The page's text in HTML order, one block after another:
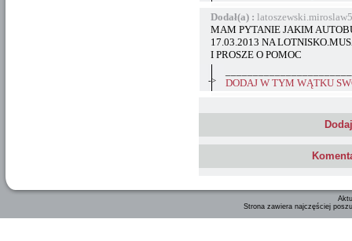
Dodał(a) :
MAM PYTANIE JAKIM
17.03.2013 NA
I PROSZE O POMOC
->
DODAJ W TYM WĄTKU
Strona zawiera najczęściej